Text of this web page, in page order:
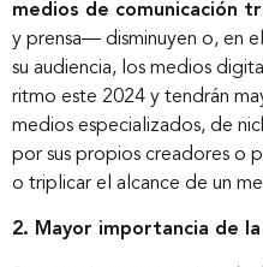
medios de comunicación
y prensa— disminuyen o, en
su audiencia, los medios
ritmo este 2024 y tendrán
medios especializados, de
por sus propios creadores o
o triplicar el alcance de un
2. Mayor importancia de